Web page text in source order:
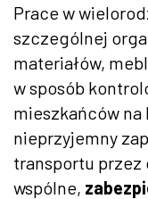
Prace w
szczególnej
materiałów,
w sposób
mieszkańców
nieprzyjemny
transportu przez
wspólne,